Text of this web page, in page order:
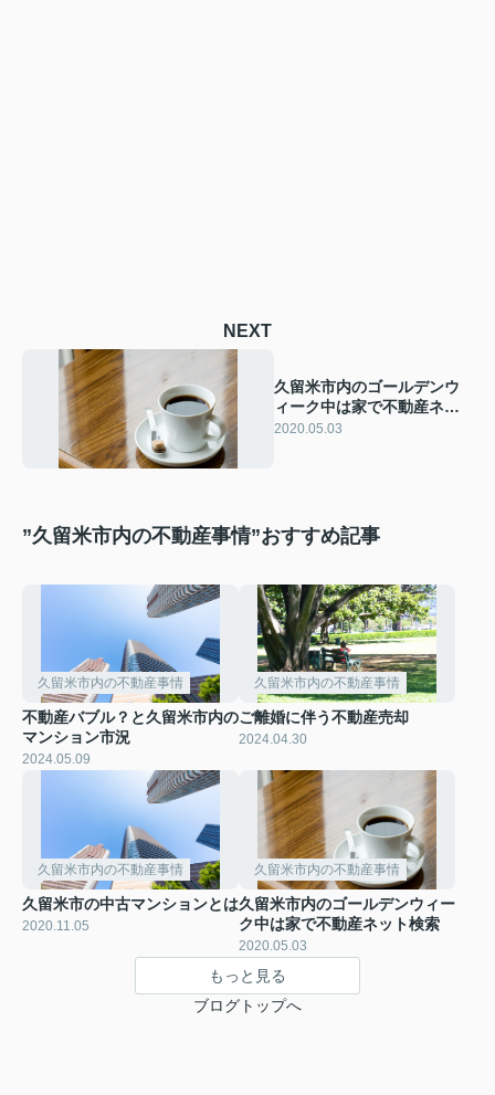
NEXT
久留米市内のゴールデンウ
ィーク中は家で不動産ネッ
ト検索
2020.05.03
”久留米市内の不動産事情”おすすめ記事
久留米市内の不動産事情
不動産バブル？と久留米市内の
マンション市況
2024.05.09
久留米市内の不動産事情
ご離婚に伴う不動産売却
2024.04.30
久留米市内の不動産事情
久留米市の中古マンションとは
2020.11.05
久留米市内の不動産事情
久留米市内のゴールデンウィー
ク中は家で不動産ネット検索
2020.05.03
もっと見る
ブログトップへ